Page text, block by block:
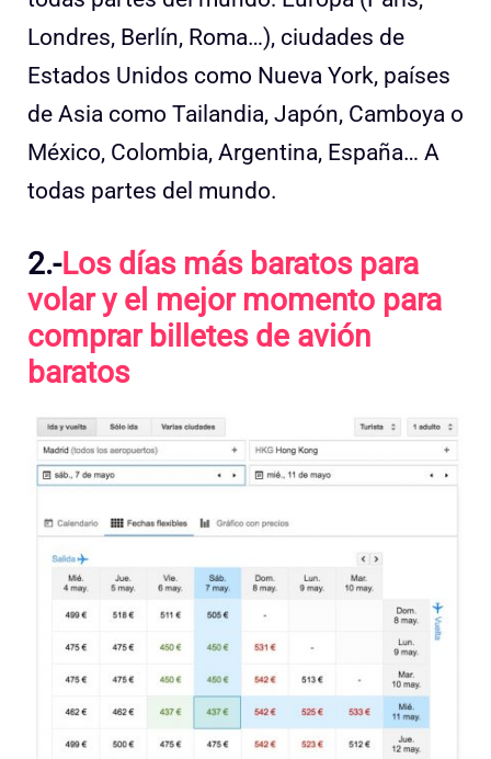
Londres, Berlín, Roma…), ciudades de
Estados Unidos como Nueva York, países
de Asia como Tailandia, Japón, Camboya o
México, Colombia, Argentina, España… A
todas partes del mundo.
2.-Los días más baratos para
volar y el mejor momento para
comprar billetes de avión
baratos